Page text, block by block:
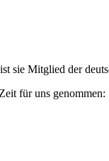
sie Mitglied der
für uns genommen: